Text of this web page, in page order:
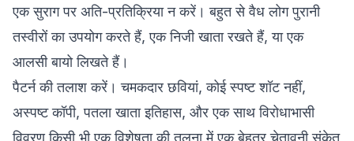
एक सुराग पर अति-प्रतिक्रिया न करें। बहुत से वैध लोग पुरानी
तस्वीरों का उपयोग करते हैं, एक निजी खाता रखते हैं, या एक
आलसी बायो लिखते हैं।
पैटर्न की तलाश करें। चमकदार छवियां, कोई स्पष्ट शॉट नहीं,
अस्पष्ट कॉपी, पतला खाता इतिहास, और एक साथ विरोधाभासी
विवरण किसी भी एक विशेषता की तुलना में एक बेहतर चेतावनी संकेत